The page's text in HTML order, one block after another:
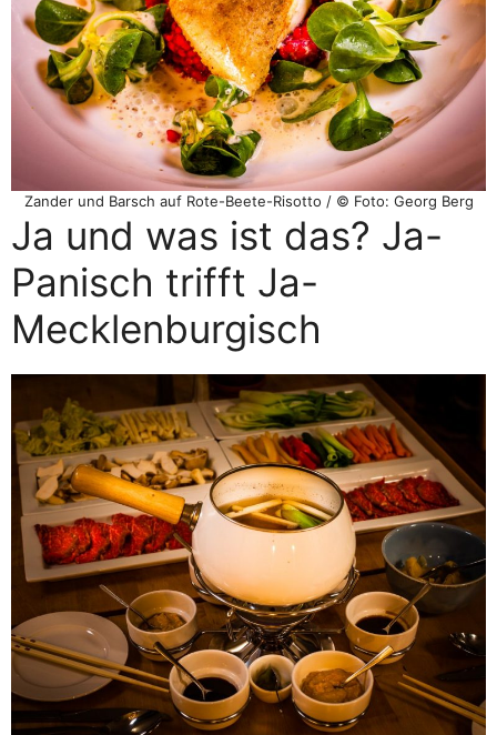
Zander und Barsch auf Rote-Beete-Risotto / © Foto: Georg Berg
Ja und was ist das? Ja-
Panisch trifft Ja-
Mecklenburgisch